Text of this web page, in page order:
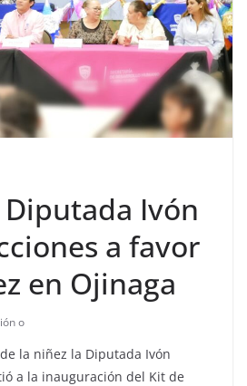
Diputada Ivón
a favor
en Ojinaga
o
la niñez la Diputada Ivón
a la inauguración del Kit de